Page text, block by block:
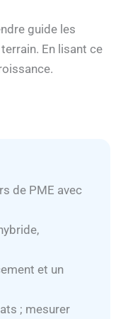
guide les
En lisant ce
de PME avec
et un
; mesurer